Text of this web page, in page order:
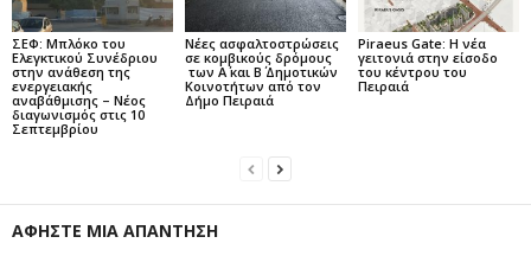
ΣΕΦ: Μπλόκο του
Ελεγκτικού Συνέδριου
στην ανάθεση της
ενεργειακής
αναβάθμισης – Νέος
διαγωνισμός στις 10
Σεπτεμβρίου
Νέες ασφαλτοστρώσεις
σε κομβικούς δρόμους
των Α΄ και Β΄ Δημοτικών
Κοινοτήτων από τον
Δήμο Πειραιά
Piraeus Gate: Η νέα
γειτονιά στην είσοδο
του κέντρου του
Πειραιά
ΑΦΗΣΤΕ ΜΙΑ ΑΠΑΝΤΗΣΗ